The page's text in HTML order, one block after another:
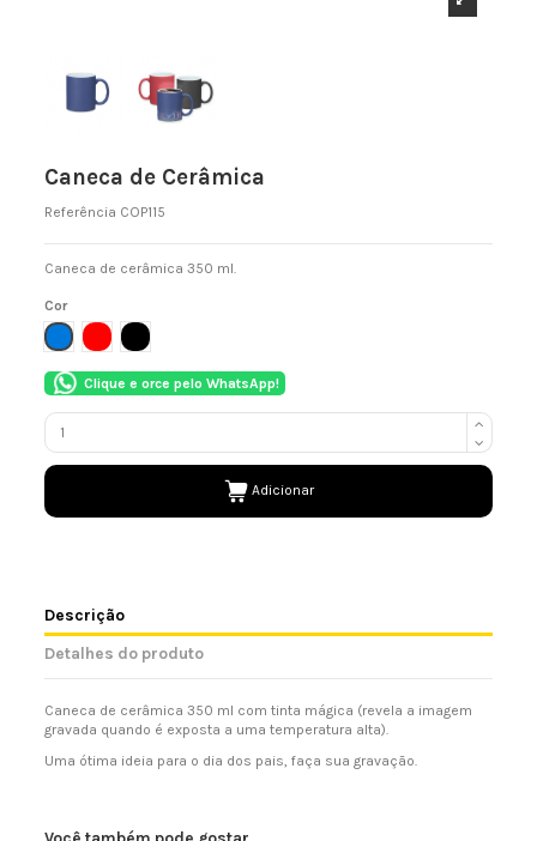
Caneca de Cerâmica
Referência COP115
Caneca de cerâmica 350 ml.
Cor
AZUL
VERMELHO
PRETO
Clique e orce pelo WhatsApp!
Adicionar
Descrição
Detalhes do produto
Caneca de cerâmica 350 ml com tinta mágica (revela a imagem
gravada quando é exposta a uma temperatura alta).
Uma ótima ideia para o dia dos pais, faça sua gravação.
Você também pode gostar